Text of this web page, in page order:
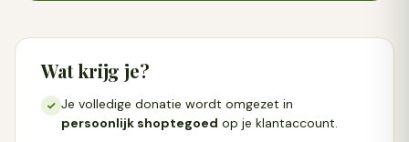
Wat krijg je?
Je volledige donatie wordt omgezet in
persoonlijk shoptegoed op je klantaccount.